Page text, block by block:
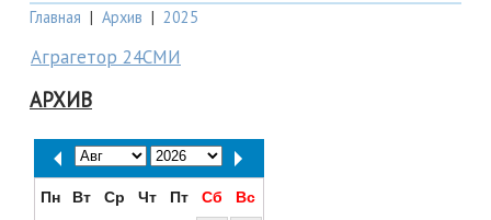
Главная | Архив | 2025
Аграгетор 24СМИ
АРХИВ
Пн Вт Ср Чт Пт Сб
Вс